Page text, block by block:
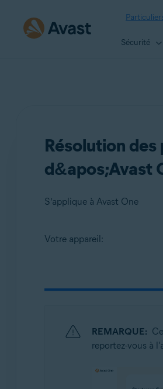
Sécurité
Résolution
d&apos;Avast
S’applique à Avast One
Systèmes d'exploitation:
Votre appareil:
REMARQUE:
reportez-vous à